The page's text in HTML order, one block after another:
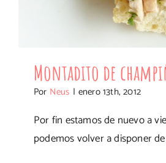
Montadito de
Por Neus | enero 13th, 2012
Por fin estamos de nuevo a
podemos volver a disponer